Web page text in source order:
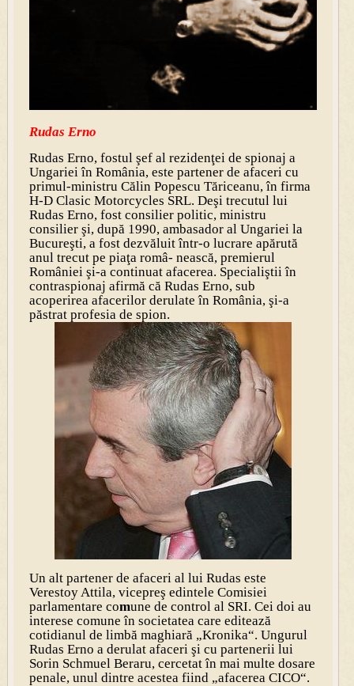
Rudas Erno
Rudas Erno, fostul şef al rezidenţei de spionaj a
Ungariei în România, este partener de afaceri cu
primul-ministru Călin Popescu Tăriceanu, în firma
H-D Clasic Motorcycles SRL. Deşi trecutul lui
Rudas Erno, fost consilier politic, ministru
consilier şi, după 1990, ambasador al Ungariei la
Bucureşti, a fost dezvăluit într-o lucrare apărută
anul trecut pe piaţa româ- nească, premierul
României şi-a continuat afacerea. Specialiştii în
contraspionaj afirmă că Rudas Erno, sub
acoperirea afacerilor derulate în România, şi-a
păstrat profesia de spion.
Un alt partener de afaceri al lui Rudas este
Verestoy Attila, vicepreş edintele Comisiei
parlamentare comune de control al SRI. Cei doi au
interese comune în societatea care editează
cotidianul de limbă maghiară „Kronika“. Ungurul
Rudas Erno a derulat afaceri şi cu partenerii lui
Sorin Schmuel Beraru, cercetat în mai multe dosare
penale, unul dintre acestea fiind „afacerea CICO“.